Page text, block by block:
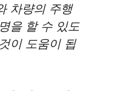
차량의 주행
을 할 수 있도
이 도움이 됩